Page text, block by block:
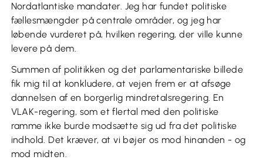
Nordatlantiske mandater. Jeg har fundet politiske
fællesmængder på centrale områder, og jeg har
løbende vurderet på, hvilken regering, der ville kunne
levere på dem.
Summen af politikken og det parlamentariske billede
fik mig til at konkludere, at vejen frem er at afsøge
dannelsen af en borgerlig mindretalsregering. En
VLAK-regering, som et flertal med den politiske
ramme ikke burde modsætte sig ud fra det politiske
indhold. Det kræver, at vi bøjer os mod hinanden - og
mod midten.